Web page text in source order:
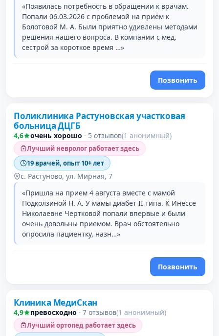
«Появилась потребность в обращении к врачам.
Попали 06.03.2026 с проблемой на приём к
Болотовой М. А. Были приятно удивлены методами
решения нашего вопроса. В компании с мед.
сестрой за короткое время …»
Позвонить
Поликлиника Растуновская участковая
больница ДЦГБ
4,6 очень хорошо · 5 отзывов(1 анонимный)
Лучший невролог работает здесь
19 врачей, опыт 10+ лет
с. Растуново, ул. Мирная, 7
«Пришла на прием 4 августа вместе с мамой
Подколзиной Н. А. У мамы диабет II типа. К Инессе
Николаевне Чертковой попали впервые и были
очень довольны приемом. Врач обстоятельно
опросила пациентку, назн…»
Позвонить
Клиника МедиСкан
4,9 превосходно · 7 отзывов(1 анонимный)
Лучший ортопед работает здесь